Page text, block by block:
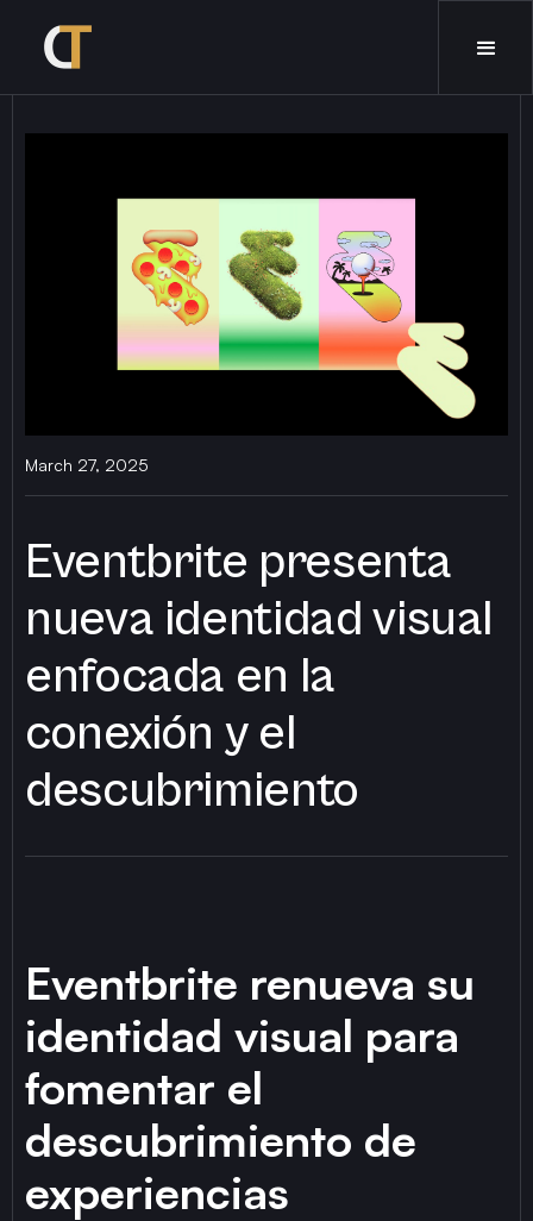
March 27, 2025
Eventbrite presenta
nueva identidad visual
enfocada en la
conexión y el
descubrimiento
Eventbrite renueva su
identidad visual para
fomentar el
descubrimiento de
experiencias